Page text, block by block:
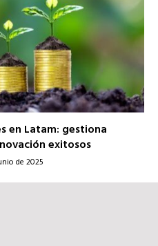
en Latam: gestiona
exitosos
de 2025